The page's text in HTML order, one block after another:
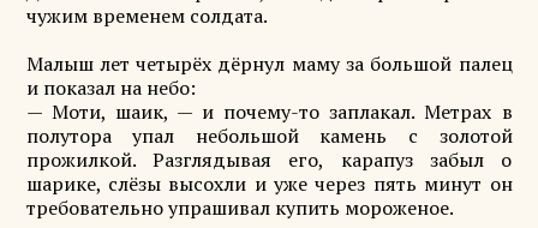
чужим временем солдата.
Малыш лет четырёх дёрнул маму за большой палец
и показал на небо:
— Моти, шаик, — и почему-то заплакал. Метрах в
полутора упал небольшой камень с золотой
прожилкой. Разглядывая его, карапуз забыл о
шарике, слёзы высохли и уже через пять минут он
требовательно упрашивал купить мороженое.